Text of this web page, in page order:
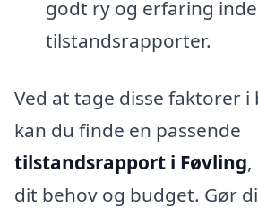
godt ry og erfaring
tilstandsrapporter.
Ved at tage disse faktorer
kan du finde en passende
tilstandsrapport i Føvling,
dit behov og budget. Gør